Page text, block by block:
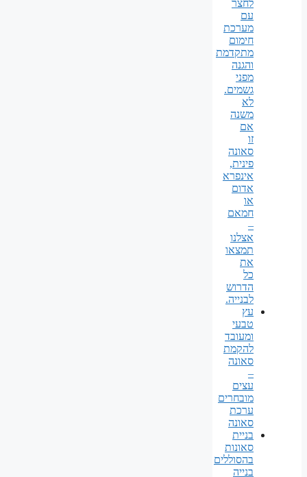
לחצר
עם
מערכת
חימום
מתקדמת
והגנה
מפני
גשמים.
לא
משנה
אם
זו
סאונה
פינית,
אינפרא
אדום
או
חמאם
–
אצלנו
תמצאו
את
כל
הדרוש
לבנייה.
עץ
טבעי
ומעובד
להקמת
סאונה
–
עצים
מובחרים
ערכת
סאונה
בניית
סאונות
בהסוללים
בנייה